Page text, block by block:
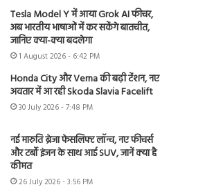
Tesla Model Y में आया Grok AI फीचर,
अब भारतीय भाषाओं में कर सकेंगे बातचीत,
जानिए क्या-क्या बदलेगा
1 August 2026 - 6:42 PM
Honda City और Verna की बढ़ी टेंशन, नए
अवतार में आ रही Skoda Slavia Facelift
30 July 2026 - 7:48 PM
नई मारुति ब्रेजा फेसलिफ्ट लॉन्च, नए फीचर्स
और टर्बो इंजन के साथ आई SUV, जानें क्या है
कीमत
26 July 2026 - 3:56 PM